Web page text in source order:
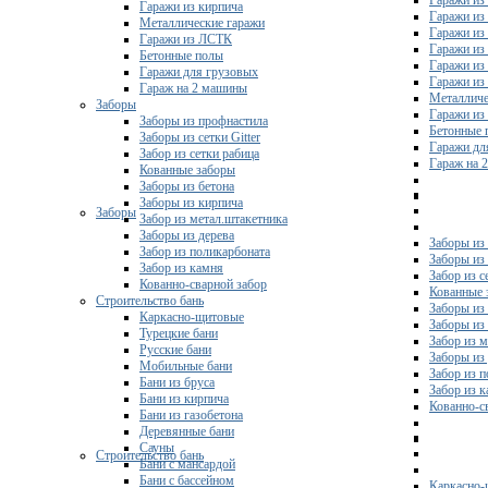
Гаражи из
Гаражи из
Гаражи из
Гаражи
Гаражи из
Гаражи
Бетонные
Гаражи
Гараж на
Заборы
Заборы из
Заборы из
Забор из
Кованные
Заборы из
Заборы из
Забор из
Заборы из
Забор из
Забор из
Кованно-
Строительство бань
Гаражи из кирпича
Металлические гаражи
Гаражи из ЛСТК
Бетонные полы
Гаражи для грузовых
Гараж на 2 машины
Заборы
Заборы из профнастила
Заборы из сетки Gitter
Забор из сетки рабица
Кованные заборы
Заборы из бетона
Заборы из кирпича
Забор из метал.штакетника
Заборы из дерева
Забор из поликарбоната
Забор из камня
Кованно-сварной забор
Строительство бань
Каркасно-щитовые
Турецкие бани
Русские бани
Мобильные бани
Бани из бруса
Бани из кирпича
Бани из газобетона
Деревянные бани
Сауны
Бани с мансардой
Бани с бассейном